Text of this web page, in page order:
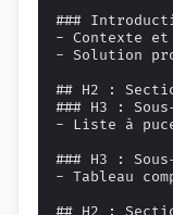
###
- Contexte et
- Solution
## H2 :
### H3 :
- Liste à
### H3 :
- Tableau